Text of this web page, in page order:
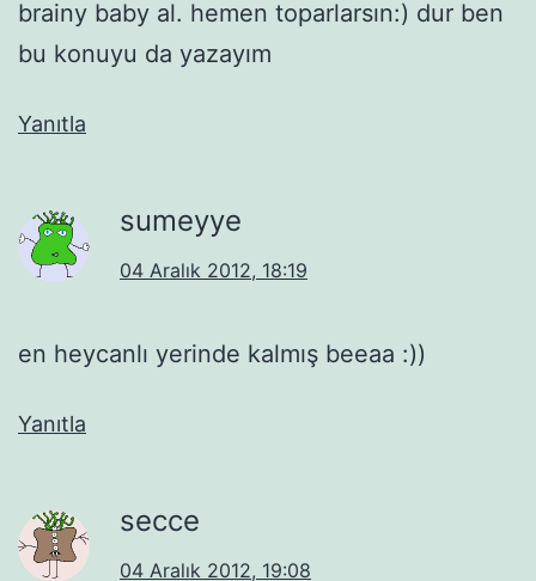
brainy baby al. hemen toparlarsın:) dur ben
bu konuyu da yazayım
Yanıtla
sumeyye
04 Aralık 2012, 18:19
en heycanlı yerinde kalmış beeaa :))
Yanıtla
secce
04 Aralık 2012, 19:08